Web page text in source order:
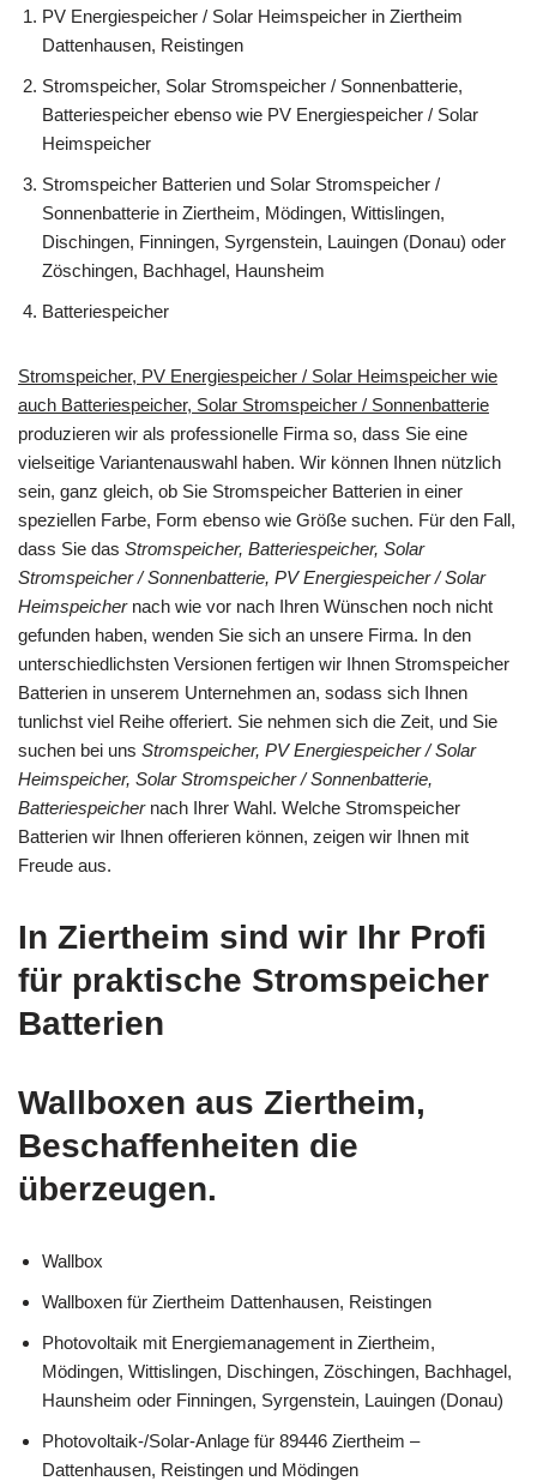
PV Energiespeicher / Solar Heimspeicher in Ziertheim
Dattenhausen, Reistingen
Stromspeicher, Solar Stromspeicher / Sonnenbatterie,
Batteriespeicher ebenso wie PV Energiespeicher / Solar
Heimspeicher
Stromspeicher Batterien und Solar Stromspeicher /
Sonnenbatterie in Ziertheim, Mödingen, Wittislingen,
Dischingen, Finningen, Syrgenstein, Lauingen (Donau) oder
Zöschingen, Bachhagel, Haunsheim
Batteriespeicher
Stromspeicher, PV Energiespeicher / Solar Heimspeicher wie
auch Batteriespeicher, Solar Stromspeicher / Sonnenbatterie
produzieren wir als professionelle Firma so, dass Sie eine
vielseitige Variantenauswahl haben. Wir können Ihnen nützlich
sein, ganz gleich, ob Sie Stromspeicher Batterien in einer
speziellen Farbe, Form ebenso wie Größe suchen. Für den Fall,
dass Sie das Stromspeicher, Batteriespeicher, Solar
Stromspeicher / Sonnenbatterie, PV Energiespeicher / Solar
Heimspeichernach wie vor nach Ihren Wünschen noch nicht
gefunden haben, wenden Sie sich an unsere Firma. In den
unterschiedlichsten Versionen fertigen wir Ihnen Stromspeicher
Batterien in unserem Unternehmen an, sodass sich Ihnen
tunlichst viel Reihe offeriert. Sie nehmen sich die Zeit, und Sie
suchen bei uns Stromspeicher, PV Energiespeicher / Solar
Heimspeicher, Solar Stromspeicher / Sonnenbatterie,
Batteriespeichernach Ihrer Wahl. Welche Stromspeicher
Batterien wir Ihnen offerieren können, zeigen wir Ihnen mit
Freude aus.
In Ziertheim sind wir Ihr Profi
für praktische Stromspeicher
Batterien
Wallboxen aus Ziertheim,
Beschaffenheiten die
überzeugen.
Wallbox
Wallboxen für Ziertheim Dattenhausen, Reistingen
Photovoltaik mit Energiemanagement in Ziertheim,
Mödingen, Wittislingen, Dischingen, Zöschingen, Bachhagel,
Haunsheim oder Finningen, Syrgenstein, Lauingen (Donau)
Photovoltaik-/Solar-Anlage für 89446 Ziertheim –
Dattenhausen, Reistingen und Mödingen